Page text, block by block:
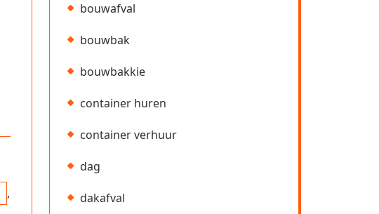
,
bouwafval
bouwbak
bouwbakkie
container huren
container verhuur
dag
dakafval